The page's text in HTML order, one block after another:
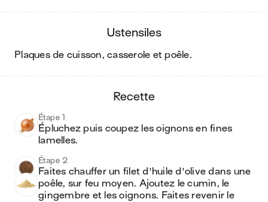
ustensiles
plaques de cuisson, casserole et poêle.
recette
Étape 1
Épluchez puis coupez les oignons en fines
lamelles.
Étape 2
Faites chauffer un filet d'huile d'olive dans une
poêle, sur feu moyen. Ajoutez le cumin, le
gingembre et les oignons. Faites revenir le